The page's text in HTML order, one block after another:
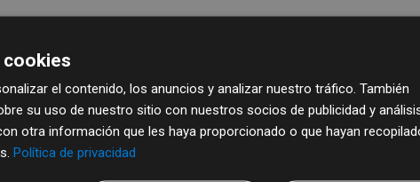
cookies
el contenido, los anuncios y analizar nuestro tráfico. También
su uso de nuestro sitio con nuestros socios de publicidad y
otra información que les haya proporcionado o que hayan
Política de privacidad